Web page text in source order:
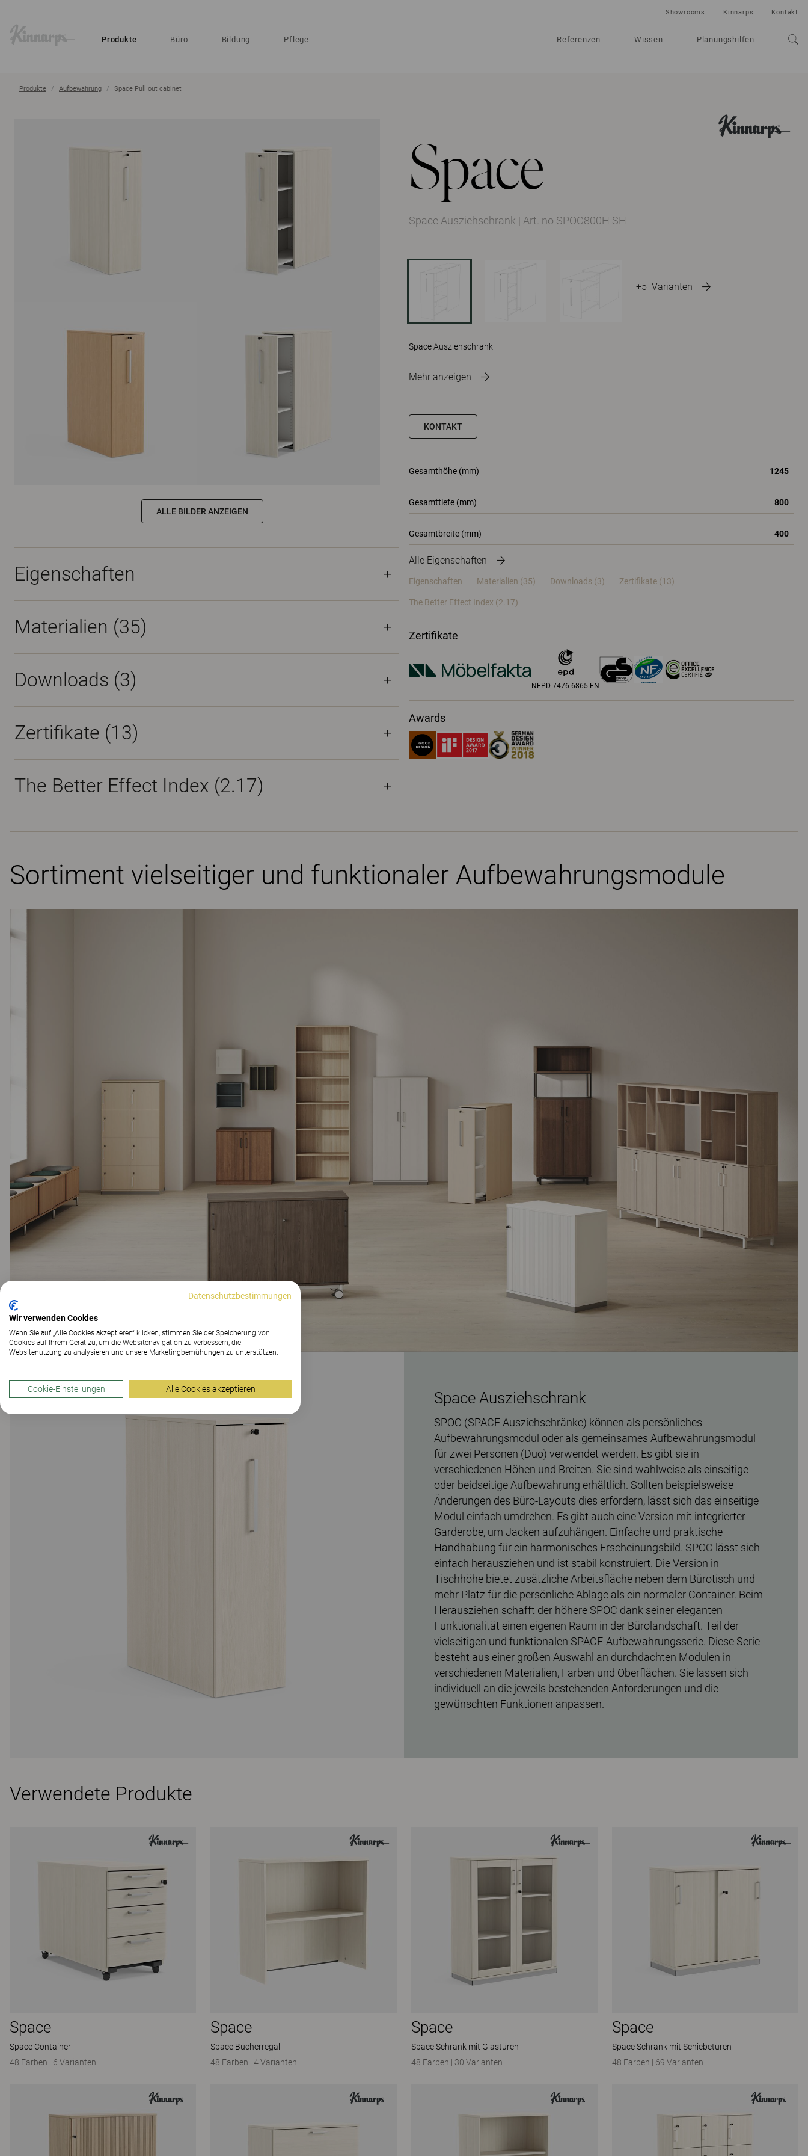
Produkte Büro Bildung Pflege Referenzen Wissen Planungshilfen
Showrooms Kinnarps Kontakt
Produkte Aufbewahrung Space Pull out cabinet
Space
+5 Varianten
Space Ausziehschrank | Art. no SPOC800H SH
Space Ausziehschrank
Mehr anzeigen
KONTAKT
Gesamthöhe (mm) 1245
Gesamttiefe (mm) 800
Gesamtbreite (mm) 400
Alle Eigenschaften
Eigenschaften Materialien (35) Downloads (3) Zertifikate (13)
The Better Effect Index (2.17)
Zertifikate
NEPD-7476-6865-EN
Awards
ALLE BILDER ANZEIGEN
Eigenschaften
Materialien (35)
Downloads (3)
Zertifikate (13)
The Better Effect Index (2.17)
Sortiment vielseitiger und funktionaler Aufbewahrungsmodule
Space Ausziehschrank
SPOC (SPACE Ausziehschränke) können als persönliches
Aufbewahrungsmodul oder als gemeinsames Aufbewahrungsmodul
für zwei Personen (Duo) verwendet werden. Es gibt sie in
verschiedenen Höhen und Breiten. Sie sind wahlweise als einseitige
oder beidseitige Aufbewahrung erhältlich. Sollten beispielsweise
Änderungen des Büro-Layouts dies erfordern, lässt sich das einseitige
Modul einfach umdrehen. Es gibt auch eine Version mit integrierter
Garderobe, um Jacken aufzuhängen. Einfache und praktische
Handhabung für ein harmonisches Erscheinungsbild. SPOC lässt sich
einfach herausziehen und ist stabil konstruiert. Die Version in
Tischhöhe bietet zusätzliche Arbeitsfläche neben dem Bürotisch und
mehr Platz für die persönliche Ablage als ein normaler Container. Beim
Herausziehen schafft der höhere SPOC dank seiner eleganten
Funktionalität einen eigenen Raum in der Bürolandschaft. Teil der
vielseitigen und funktionalen SPACE-Aufbewahrungsserie. Diese Serie
besteht aus einer großen Auswahl an durchdachten Modulen in
verschiedenen Materialien, Farben und Oberflächen. Sie lassen sich
individuell an die jeweils bestehenden Anforderungen und die
gewünschten Funktionen anpassen.
Verwendete Produkte
Space
Space Container
48 Farben | 6 Varianten
Space
Space Bücherregal
48 Farben | 4 Varianten
Space
Space Schrank mit Glastüren
48 Farben | 30 Varianten
Space
Space Schrank mit Schiebetüren
48 Farben | 69 Varianten
Datenschutzbestimmungen
Wir verwenden Cookies
Wenn Sie auf „Alle Cookies akzeptieren“ klicken, stimmen Sie der Speicherung von
Cookies auf Ihrem Gerät zu, um die Websitenavigation zu verbessern, die
Websitenutzung zu analysieren und unsere Marketingbemühungen zu unterstützen.
Cookie-Einstellungen Alle Cookies akzeptieren